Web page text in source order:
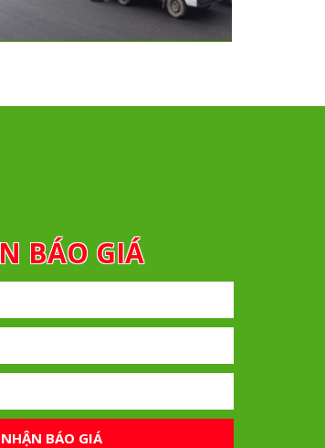
BÁO GIÁ
BÁO GIÁ